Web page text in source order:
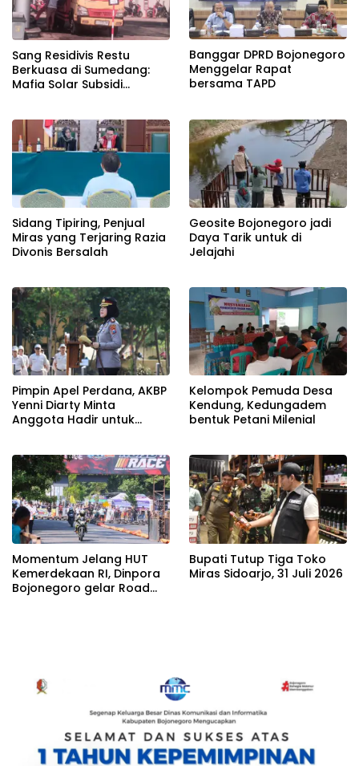
Sang Residivis Restu
Berkuasa di Sumedang:
Mafia Solar Subsidi
Bungkam
Banggar DPRD Bojonegoro
Menggelar Rapat
bersama TAPD
Sidang Tipiring, Penjual
Miras yang Terjaring Razia
Divonis Bersalah
Geosite Bojonegoro jadi
Daya Tarik untuk di
Jelajahi
Pimpin Apel Perdana, AKBP
Yenni Diarty Minta
Anggota Hadir untuk
Kelompok Pemuda Desa
Kendung, Kedungadem
bentuk Petani Milenial
Momentum Jelang HUT
Kemerdekaan RI, Dinpora
Bojonegoro gelar Road
Bupati Tutup Tiga Toko
Miras Sidoarjo, 31 Juli 2026